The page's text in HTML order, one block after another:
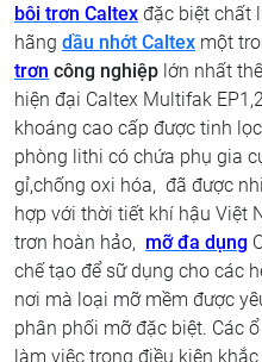
bôi trơn Caltex đặc biệt chất
hãng dầu nhớt Caltex một
trơn công nghiệp lớn nhất
hiện đại Caltex Multifak
khoáng cao cấp được tinh
phòng lithi có chứa phụ gia
gỉ,chống oxi hóa, đã được
hợp với thời tiết khí hậu Việt
trơn hoàn hảo, mỡ đa dụng
chế tạo để sữ dụng cho các
nơi mà loại mỡ mềm được
phân phối mỡ đặc biệt. Các
làm việc trong điều kiện